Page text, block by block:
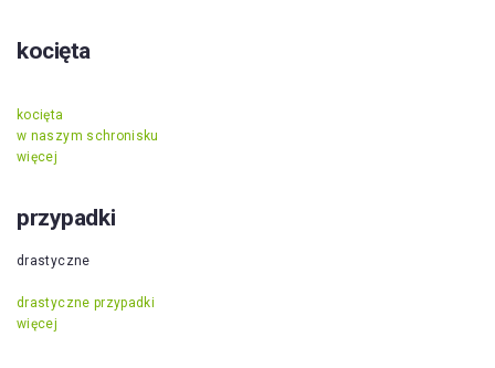
kocięta
kocięta
w naszym schronisku
więcej
przypadki
drastyczne
drastyczne przypadki
więcej